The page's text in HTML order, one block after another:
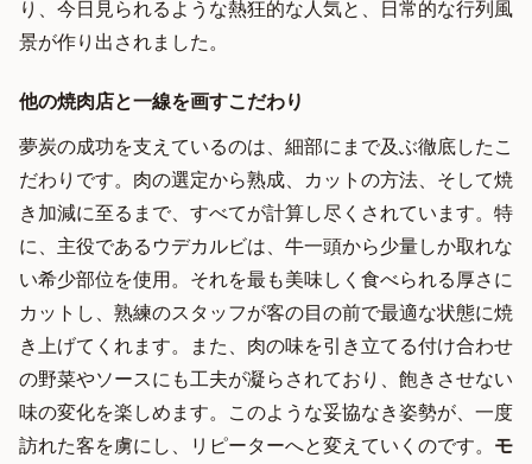
り、今日見られるような熱狂的な人気と、日常的な行列風
景が作り出されました。
他の焼肉店と一線を画すこだわり
夢炭の成功を支えているのは、細部にまで及ぶ徹底したこ
だわりです。肉の選定から熟成、カットの方法、そして焼
き加減に至るまで、すべてが計算し尽くされています。特
に、主役であるウデカルビは、牛一頭から少量しか取れな
い希少部位を使用。それを最も美味しく食べられる厚さに
カットし、熟練のスタッフが客の目の前で最適な状態に焼
き上げてくれます。また、肉の味を引き立てる付け合わせ
の野菜やソースにも工夫が凝らされており、飽きさせない
味の変化を楽しめます。このような妥協なき姿勢が、一度
訪れた客を虜にし、リピーターへと変えていくのです。 モ